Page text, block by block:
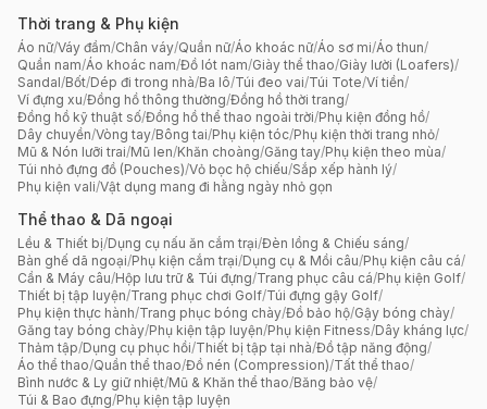
Thời trang & Phụ kiện
Áo nữ/Váy đầm/Chân váy/Quần nữ/Áo khoác nữ/Áo sơ mi/Áo thun/
Quần nam/Áo khoác nam/Đồ lót nam/Giày thể thao/Giày lười (Loafers)/
Sandal/Bốt/Dép đi trong nhà/Ba lô/Túi đeo vai/Túi Tote/Ví tiền/
Ví đựng xu/Đồng hồ thông thường/Đồng hồ thời trang/
Đồng hồ kỹ thuật số/Đồng hồ thể thao ngoài trời/Phụ kiện đồng hồ/
Dây chuyền/Vòng tay/Bông tai/Phụ kiện tóc/Phụ kiện thời trang nhỏ/
Mũ & Nón lưỡi trai/Mũ len/Khăn choàng/Găng tay/Phụ kiện theo mùa/
Túi nhỏ đựng đồ (Pouches)/Vỏ bọc hộ chiếu/Sắp xếp hành lý/
Phụ kiện vali/Vật dụng mang đi hằng ngày nhỏ gọn
Thể thao & Dã ngoại
Lều & Thiết bị/Dụng cụ nấu ăn cắm trại/Đèn lồng & Chiếu sáng/
Bàn ghế dã ngoại/Phụ kiện cắm trại/Dụng cụ & Mồi câu/Phụ kiện câu cá/
Cần & Máy câu/Hộp lưu trữ & Túi đựng/Trang phục câu cá/Phụ kiện Golf/
Thiết bị tập luyện/Trang phục chơi Golf/Túi đựng gậy Golf/
Phụ kiện thực hành/Trang phục bóng chày/Đồ bảo hộ/Gậy bóng chày/
Găng tay bóng chày/Phụ kiện tập luyện/Phụ kiện Fitness/Dây kháng lực/
Thảm tập/Dụng cụ phục hồi/Thiết bị tập tại nhà/Đồ tập năng động/
Áo thể thao/Quần thể thao/Đồ nén (Compression)/Tất thể thao/
Bình nước & Ly giữ nhiệt/Mũ & Khăn thể thao/Băng bảo vệ/
Túi & Bao đựng/Phụ kiện tập luyện